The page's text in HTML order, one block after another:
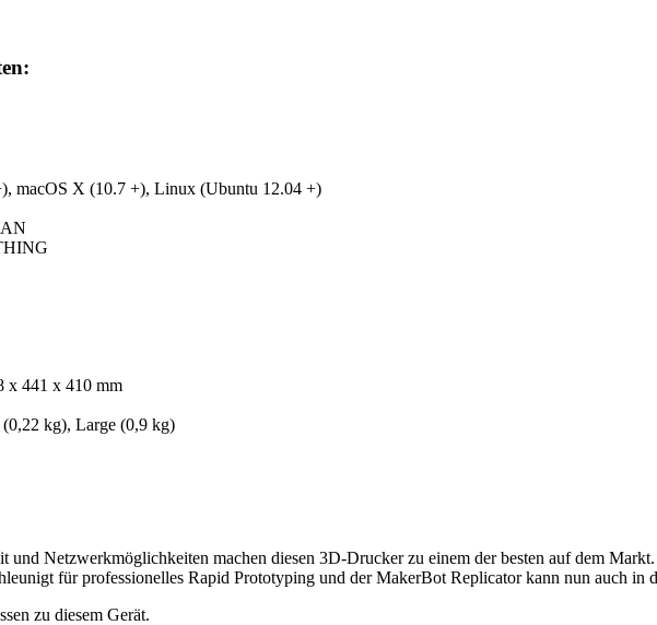
macOS X (10.7 +), Linux (Ubuntu 12.04 +)
x 441 x 410 mm
(0,22 kg), Large (0,9 kg)
Netzwerkmöglichkeiten machen diesen 3D-Drucker zu einem der besten auf dem
für professionelles Rapid Prototyping und der MakerBot Replicator kann nun auch in
zu diesem Gerät.